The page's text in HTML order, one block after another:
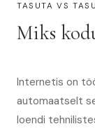
TASUTA VS
Miks
Internetis on
automaatselt
loendi